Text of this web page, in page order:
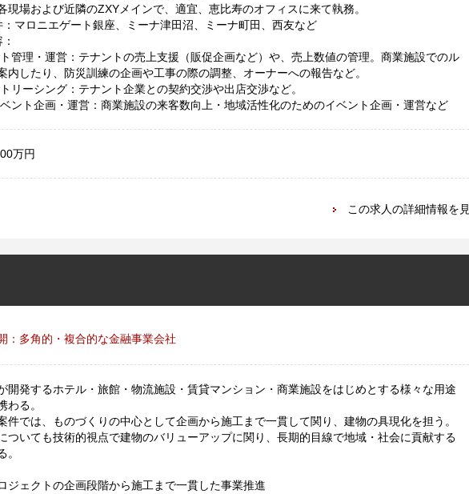
現場および近隣のZXYメインで、適宜、恵比寿のオフィスに来て執務。
：マロニエゲート銀座、ミーナ津田沼、ミーナ町田、西友など
管理・運営：テナントの売上支援（販促企画など）や、売上数値の管理。商業施設でのル
内したり、防災訓練の企画や工事の際の調整、オーナーへの報告など。
リーシング：テナント企業との契約交渉や出店交渉など。
ント企画・運営：商業施設の来客数向上・地域活性化のためのイベント企画・運営など
万円
この求人の詳細情報を
：多角的・複合的な金融事業会社
開発するホテル・旅館・物流施設・賃貸マンション・商業施設をはじめとする様々な用途
わる。
件では、ものづくりの中心として企画から施工まで一貫して関り、建物の具現化を担う。
ついても技術的視点で建物のバリューアップに関り、長期的目線で地域・社会に貢献する
。
ジェクトの企画段階から施工まで一貫した事業推進